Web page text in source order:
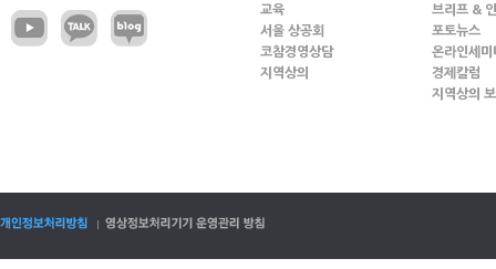
교육
서울 상공회
코참경영상담
지역상의
브리프 &
포토뉴스
온라인세미
경제칼럼
지역상의